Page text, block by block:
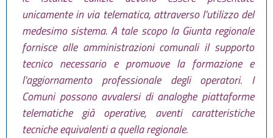
unicamente in via telematica, attraverso l'utilizzo del
medesimo sistema. A tale scopo la Giunta regionale
fornisce alle amministrazioni comunali il supporto
tecnico necessario e promuove la formazione e
l'aggiornamento professionale degli operatori. I
Comuni possono avvalersi di analoghe piattaforme
telematiche già operative, aventi caratteristiche
tecniche equivalenti a quella regionale.